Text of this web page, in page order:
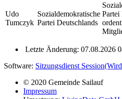
Udo
Tumczyk
Sozialdemokratische
Partei Deutschlands
Partei
Letzte Änderung: 07.08.2026
Software: Sitzungsdienst Session
© 2020 Gemeinde Sailauf
Impressum